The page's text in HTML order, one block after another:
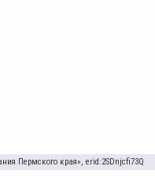
Пермского края», erid:2SDnjcfi73Q